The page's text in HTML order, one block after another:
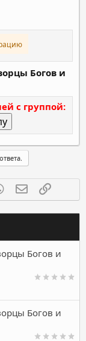
Богов и
с группой:
WhatsAppЭлектронная
Богов и
Богов и